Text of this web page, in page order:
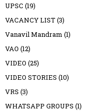
UPSC (19)
VACANCY LIST(3)
Vanavil Mandram (1)
VAO (12)
VIDEO (25)
VIDEO STORIES (10)
VRS (3)
WHATSAPP GROUPS (1)